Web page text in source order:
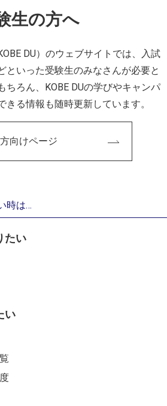
生の方へ
DU）のウェブサイトでは、入試
といった受験生のみなさんが必要と
ちろん、KOBE DUの学びやキャンパ
きる情報も随時更新しています。
向けページ
時は…
たい
い
習塾、シェアハウスに改修しまし
側に大開口とスチールフレームを
ての利用、植栽や室外機置き場、
。
安全性に寄与することをめざしま